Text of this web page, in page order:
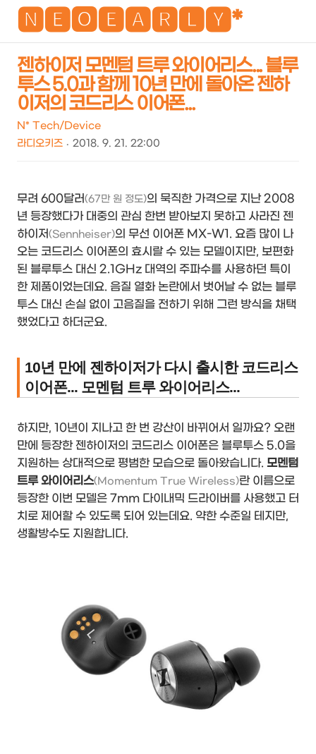
🅽🅴🅾🅴🅰🆁🅻🆈*
검
메
젠하이저 모멘텀 트루 와이어리스... 블루
투스 5.0과 함께 10년 만에 돌아온 젠하
이저의 코드리스 이어폰...
N* Tech/Device
라디오키즈
2018. 9. 21. 22:00
무려 600달러(67만 원 정도)의 묵직한 가격으로 지난 2008
년 등장했다가 대중의 관심 한번 받아보지 못하고 사라진 젠
하이저(Sennheiser)의 무선 이어폰 MX-W1. 요즘 많이 나
오는 코드리스 이어폰의 효시랄 수 있는 모델이지만, 보편화
된 블루투스 대신 2.1GHz 대역의 주파수를 사용하던 특이
한 제품이었는데요. 음질 열화 논란에서 벗어날 수 없는 블루
투스 대신 손실 없이 고음질을 전하기 위해 그런 방식을 채택
했었다고 하더군요.
10년 만에 젠하이저가 다시 출시한 코드리스
이어폰... 모멘텀 트루 와이어리스...
하지만, 10년이 지나고 한 번 강산이 바뀌어서 일까요? 오랜
만에 등장한 젠하이저의 코드리스 이어폰은 블루투스 5.0을
지원하는 상대적으로 평범한 모습으로 돌아왔습니다. 모멘텀
트루 와이어리스(Momentum True Wireless)란 이름으로
등장한 이번 모델은 7mm 다이내믹 드라이버를 사용했고 터
치로 제어할 수 있도록 되어 있는데요. 약한 수준일 테지만,
생활방수도 지원합니다.